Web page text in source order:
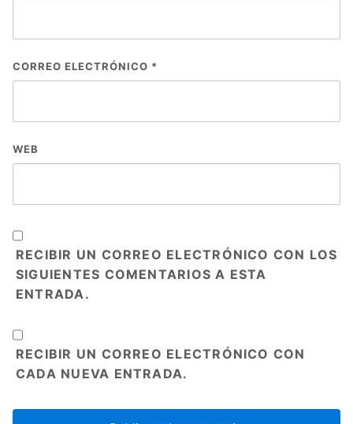
CORREO ELECTRÓNICO *
WEB
RECIBIR UN CORREO ELECTRÓNICO CON LOS
SIGUIENTES COMENTARIOS A ESTA
ENTRADA.
RECIBIR UN CORREO ELECTRÓNICO CON
CADA NUEVA ENTRADA.